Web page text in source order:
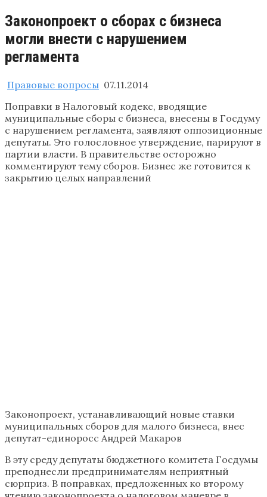
Законопроект о сборах с бизнеса
могли внести с нарушением
регламента
Правовые вопросы 07.11.2014
Поправки в Налоговый кодекс, вводящие
муниципальные сборы с бизнеса, внесены в Госдуму
с нарушением регламента, заявляют оппозиционные
депутаты. Это голословное утверждение, парируют в
партии власти. В правительстве осторожно
комментируют тему сборов. Бизнес же готовится к
закрытию целых направлений
Законопроект, устанавливающий новые ставки
муниципальных сборов для малого бизнеса, внес
депутат-единоросс Андрей Макаров
В эту среду депутаты бюджетного комитета Госдумы
преподнесли предпринимателям неприятный
сюрприз. В поправках, предложенных ко второму